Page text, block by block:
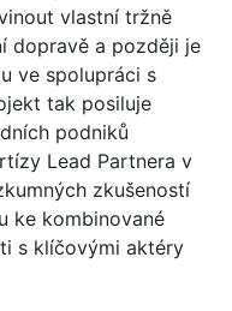
vlastní tržně
dopravě a později je
ve spolupráci s
tak posiluje
podniků
Lead Partnera v
zkušeností
ke kombinované
s klíčovými aktéry